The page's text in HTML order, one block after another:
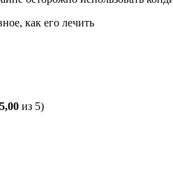
как его лечить
5,00 из 5)